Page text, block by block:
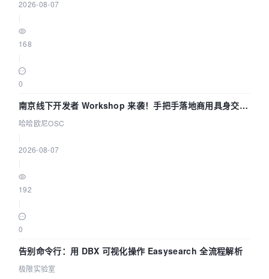
2026-08-07
168
0
南京线下开发者 Workshop 来袭！手把手落地商用具身交互
智能 Agent 应用
哈哈欧尼OSC
2026-08-07
192
0
告别命令行：用 DBX 可视化操作 Easysearch 全流程解析
极限实验室